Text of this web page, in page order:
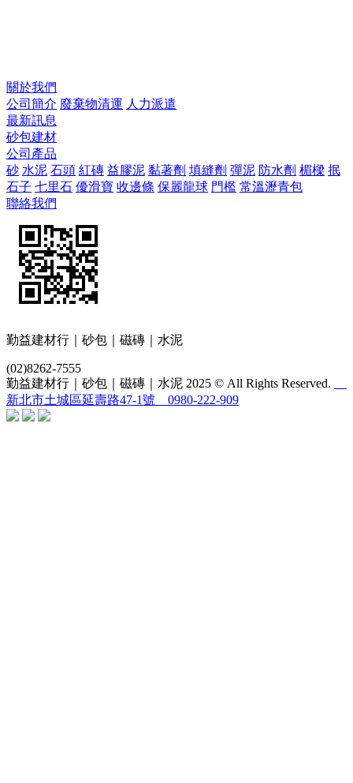
關於我們
公司簡介 廢棄物清運 人力派遣
最新訊息
砂包建材
公司產品
砂 水泥 石頭 紅磚 益膠泥 黏著劑 填縫劑 彈泥 防水劑 楣樑 抿
石子 七里石 優滑寶 收邊條 保麗龍球 門檻 常溫瀝青包
聯絡我們
勤益建材行｜砂包｜磁磚｜水泥
(02)8262-7555
勤益建材行｜砂包｜磁磚｜水泥 2025 © All Rights Reserved.
新北市土城區延壽路47-1號 0980-222-909